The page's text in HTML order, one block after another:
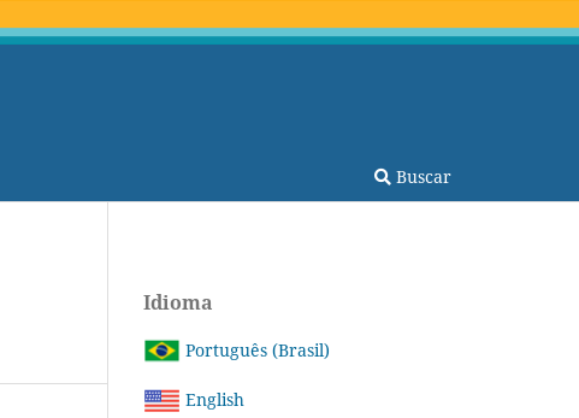
Buscar
Idioma
Português (Brasil)
English